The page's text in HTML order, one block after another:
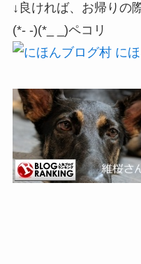
↓良ければ、お帰りの
(*- -)(*_ _)ペコリ